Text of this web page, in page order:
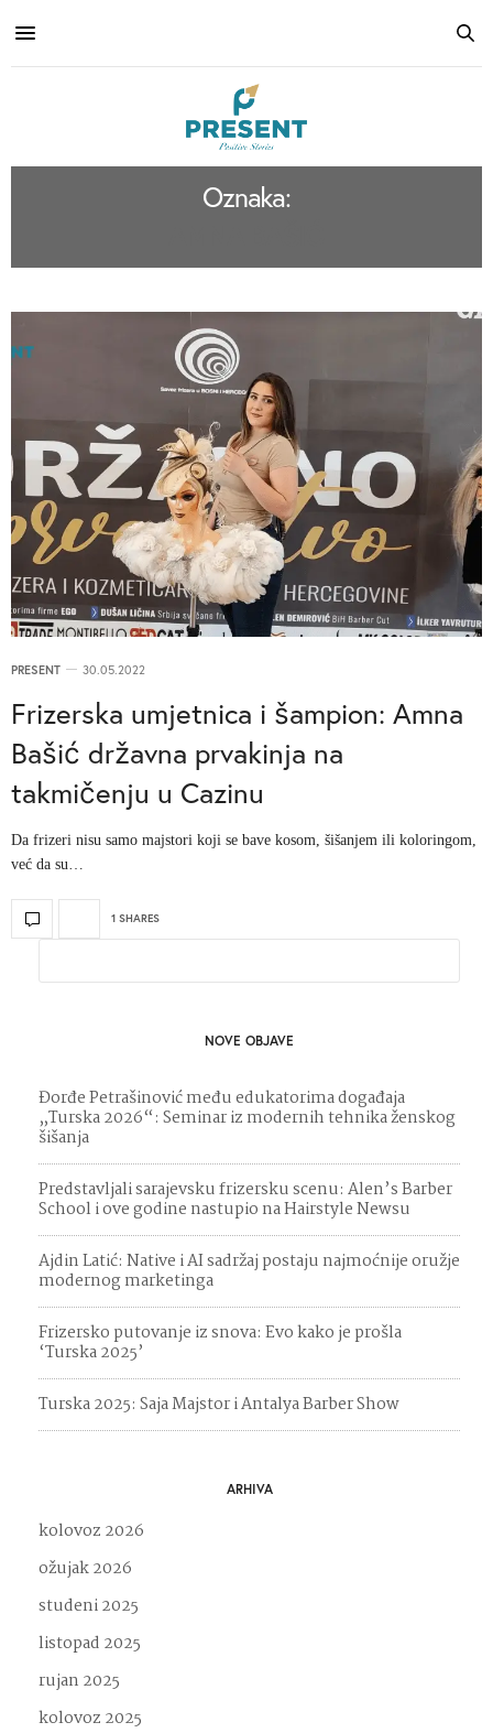
Oznaka:
PRESENT 30.05.2022
Frizerska umjetnica i šampion: Amna
Bašić državna prvakinja na
takmičenju u Cazinu
Da frizeri nisu samo majstori koji se bave kosom, šišanjem ili koloringom,
već da su…
1 SHARES
NOVE OBJAVE
Đorđe Petrašinović među edukatorima događaja
„Turska 2026“: Seminar iz modernih tehnika ženskog
šišanja
Predstavljali sarajevsku frizersku scenu: Alen’s Barber
School i ove godine nastupio na Hairstyle Newsu
Ajdin Latić: Native i AI sadržaj postaju najmoćnije oružje
modernog marketinga
Frizersko putovanje iz snova: Evo kako je prošla
‘Turska 2025’
Turska 2025: Saja Majstor i Antalya Barber Show
ARHIVA
kolovoz 2026
ožujak 2026
studeni 2025
listopad 2025
rujan 2025
kolovoz 2025